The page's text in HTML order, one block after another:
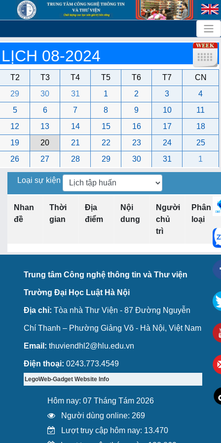
LỊCH 08-2024
T2 T3 T4 T5 T6 T7
CN
29
30 31 1 2 3
4
5
6 7 8 9 10
11
12
13 14 15 16 17
18
19
20 21 22 23 24
25
26
27 28 29 30 31 1
Loại sự kiện
Nhan
đề
Thời
gian
Địa
điểm
Nội
dung
Người
chủ
trì
Phân
loại
Trung tâm Công nghệ thông tin và Thư viện
Trường Đại Học Luật Hà Nội
Địa chỉ: Tòa nhà Thư Viện - 87 Đường Nguyễn
Chí Thanh – Phường Giảng Võ - Hà Nội, Việt Nam
Email: thuviendhl2@hlu.edu.vn
Điện thoại: 0243.773.4549
LegoWeb-Gadget Website Info
Hôm nay: 07 Tháng Tám 2026
Người dùng online: 269
Lượt truy cập hôm nay: 13.470